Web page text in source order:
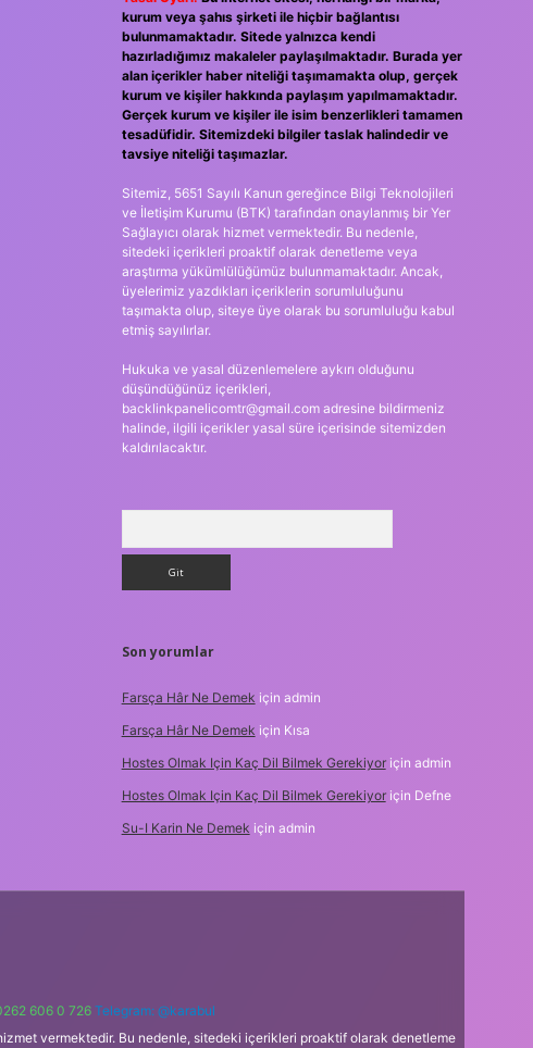
kurum veya şahıs şirketi ile hiçbir bağlantısı
bulunmamaktadır. Sitede yalnızca kendi
hazırladığımız makaleler paylaşılmaktadır. Burada yer
alan içerikler haber niteliği taşımamakta olup, gerçek
kurum ve kişiler hakkında paylaşım yapılmamaktadır.
Gerçek kurum ve kişiler ile isim benzerlikleri tamamen
tesadüfidir. Sitemizdeki bilgiler taslak halindedir ve
tavsiye niteliği taşımazlar.
Sitemiz, 5651 Sayılı Kanun gereğince Bilgi Teknolojileri
ve İletişim Kurumu (BTK) tarafından onaylanmış bir Yer
Sağlayıcı olarak hizmet vermektedir. Bu nedenle,
sitedeki içerikleri proaktif olarak denetleme veya
araştırma yükümlülüğümüz bulunmamaktadır. Ancak,
üyelerimiz yazdıkları içeriklerin sorumluluğunu
taşımakta olup, siteye üye olarak bu sorumluluğu kabul
etmiş sayılırlar.
Hukuka ve yasal düzenlemelere aykırı olduğunu
düşündüğünüz içerikleri,
backlinkpanelicomtr@gmail.comadresine bildirmeniz
halinde, ilgili içerikler yasal süre içerisinde sitemizden
kaldırılacaktır.
Son yorumlar
Farsça Hâr Ne Demek için admin
Farsça Hâr Ne Demek için Kısa
Hostes Olmak Için Kaç Dil Bilmek Gerekiyoriçin admin
Hostes Olmak Için Kaç Dil Bilmek Gerekiyoriçin Defne
Su-I Karin Ne Demek için admin
606 0 726 Telegram: @karabul
vermektedir. Bu nedenle, sitedeki içerikleri proaktif olarak denetleme